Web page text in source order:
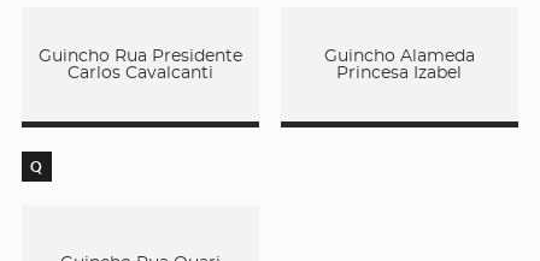
Guincho Rua Presidente
Carlos Cavalcanti
Guincho Alameda
Princesa Izabel
Q